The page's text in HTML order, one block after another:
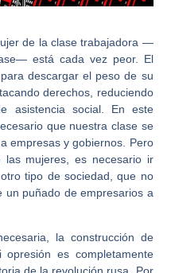
de la clase trabajadora —
está cada vez peor. El
descargar el peso de su
derechos, reduciendo
asistencia social. En este
que nuestra clase se
empresas y gobiernos. Pero
mujeres, es necesario ir
tipo de sociedad, que no
un puñado de empresarios a
la construcción de
es completamente